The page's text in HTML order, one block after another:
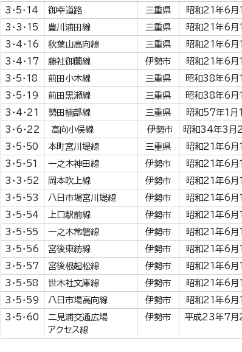
3・5・14
御幸道路 三重県 昭和21年6月
3・3・15
豊川浦田線 三重県 昭和21年6月
3・4・16
秋葉山高向線 三重県 昭和21年6月
3・4・17
藤社御薗線 伊勢市 昭和21年6月
3・5・18
前田小木線 三重県 昭和38年6月
3・5・19
前田黒瀬線 三重県 昭和38年6月
3・4・21
勢田楠部線 三重県 昭和57年1月
3・6・22
高向小俣線 伊勢市 昭和34年3月
3・5・50
本町宮川堤線 三重県 昭和21年6月
3・5・51
一之木神田線 伊勢市 昭和21年6月
3・3・52
岡本吹上線 伊勢市 昭和21年6月
3・5・53
八日市場宮川堤線 伊勢市 昭和21年6月
3・5・54
上口駅前線 伊勢市 昭和21年6月
3・5・55
一之木常磐線 伊勢市 昭和21年6月
3・5・56
宮後東紡線 伊勢市 昭和21年6月
3・5・57
宮後根起松線 伊勢市 昭和21年6月
3・5・58
世木社文庫線 伊勢市 昭和21年6月
3・5・59
八日市場高向線 伊勢市 昭和21年6月
3・5・60
二見浦交通広場
アクセス線
伊勢市 平成23年7月